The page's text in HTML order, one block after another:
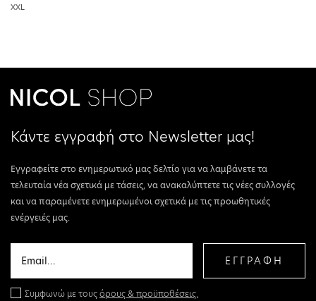
XXL
Κάντε εγγραφή στο Newsletter μας!
Εγγραφείτε στο ενημερωτικό μας δελτίο για να λαμβάνετε τα
τελευταία νέα σχετικά με τάσεις, να ανακαλύπτετε τις νέες συλλογές
και να παραμένετε ενημερωμένοι σχετικά με τις προωθητικές
ενέργειές μας.
ΕΓΓΡΑΦΗ
Συμφωνώ με τουςόρους & προϋποθέσεις.